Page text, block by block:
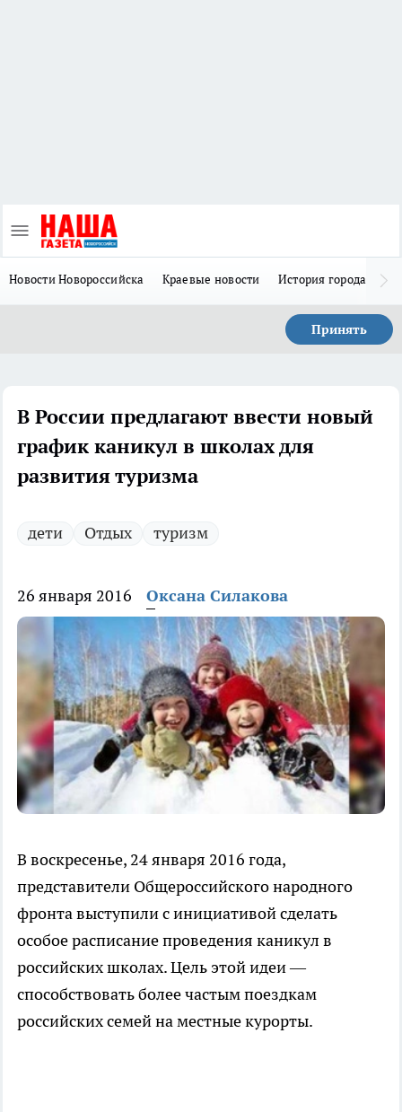
Новости Новороссийска Краевые новости История города Н
Принять
В России предлагают ввести новый
график каникул в школах для
развития туризма
дети Отдых туризм
26 января 2016 Оксана Силакова
В воскресенье, 24 января 2016 года,
представители Общероссийского народного
фронта выступили с инициативой сделать
особое расписание проведения каникул в
российских школах. Цель этой идеи —
способствовать более частым поездкам
российских семей на местные курорты.